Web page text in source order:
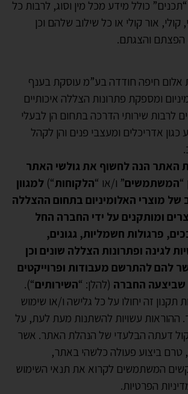
כולל מידע מכל מין וסוג, לרבות כל
קולי, אור קולי או כל שילוב שלהם וכן
הפצתם והצגתם.
אלום חיפה חודדה בע”מ עוסקת בענף
ומספקת פתרונות הצללה איכותיים
לרבות שירותי הדרכה בתחום הן לבעלי
כגון אדריכלים ומעצבי פנים והן לקהל
האתר הנה לחשוף את גולשי האתר
“המשתמשים” ו/או “הלקוחות“) למגוון
של מוצרי האלומיניום בתחום ההצללה
ומותקנים על ידי החברה החל
פרגולות חשמליות, גגונים,
לגינה ופתרונות הצללה שונים וכן
להם להתרשם מעבודות ופרוייקטים
שביצעה החברה (להלן: “השירותים“).
תקנון זה יחולו על כל גלישה ו/או שימוש
ההוראות עשויות להשתנות מעת לעת, על
דעתה הבלעדי של הנהלת האתר. אשר
טרם ביצוע פעולה כלשהי באתר,
המשתמשים לקרוא את תנאי השימוש
הפרטיות.